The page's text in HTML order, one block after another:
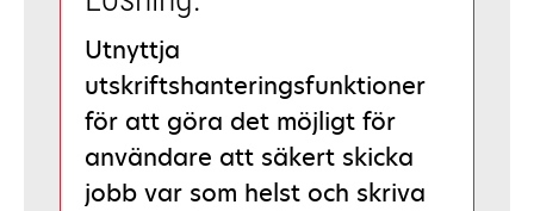
Utnyttja
utskriftshanteringsfunktioner
för att göra det möjligt för
användare att säkert skicka
jobb var som helst och skriva